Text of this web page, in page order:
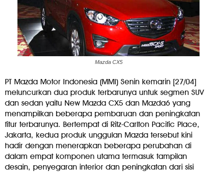
Mazda CX5
PT Mazda Motor Indonesia (MMI) Senin kemarin [27/04]
meluncurkan dua produk terbarunya untuk segmen SUV
dan sedan yaitu New Mazda CX5 dan Mazda6 yang
menampilkan beberapa pembaruan dan peningkatan
fitur terbarunya. Bertempat di Ritz-Carlton Pacific Place,
Jakarta, kedua produk unggulan Mazda tersebut kini
hadir dengan menerapkan beberapa perubahan di
dalam empat komponen utama termasuk tampilan
desain, penyegaran interior dan peningkatan dari sisi